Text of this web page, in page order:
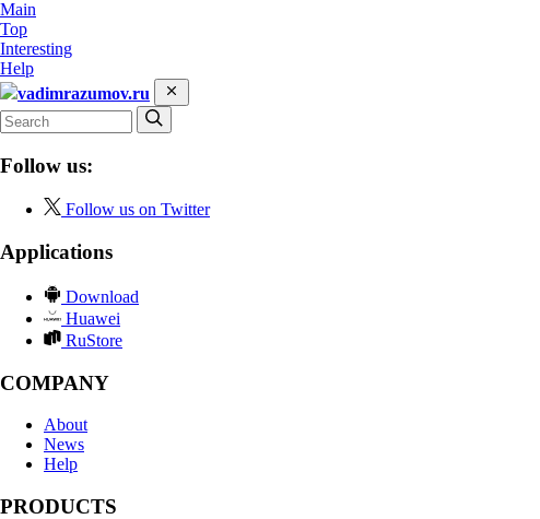
Main
Top
Interesting
Help
vadimrazumov.ru
Follow us:
Follow us on Twitter
Applications
Download
Huawei
RuStore
COMPANY
About
News
Help
PRODUCTS